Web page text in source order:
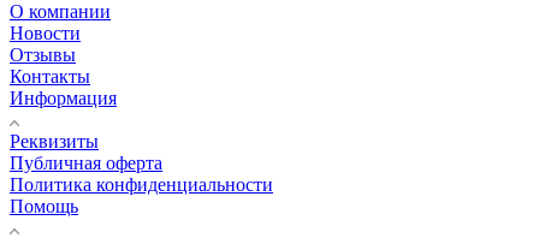
О компании
Новости
Отзывы
Контакты
Информация
Реквизиты
Публичная оферта
Политика конфиденциальности
Помощь